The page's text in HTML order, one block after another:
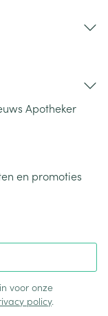
Apotheker
en promoties
voor onze
policy.